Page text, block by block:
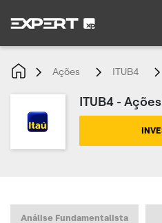
Ações ITUB4
ITUB4 -
Análise Fundamentalista